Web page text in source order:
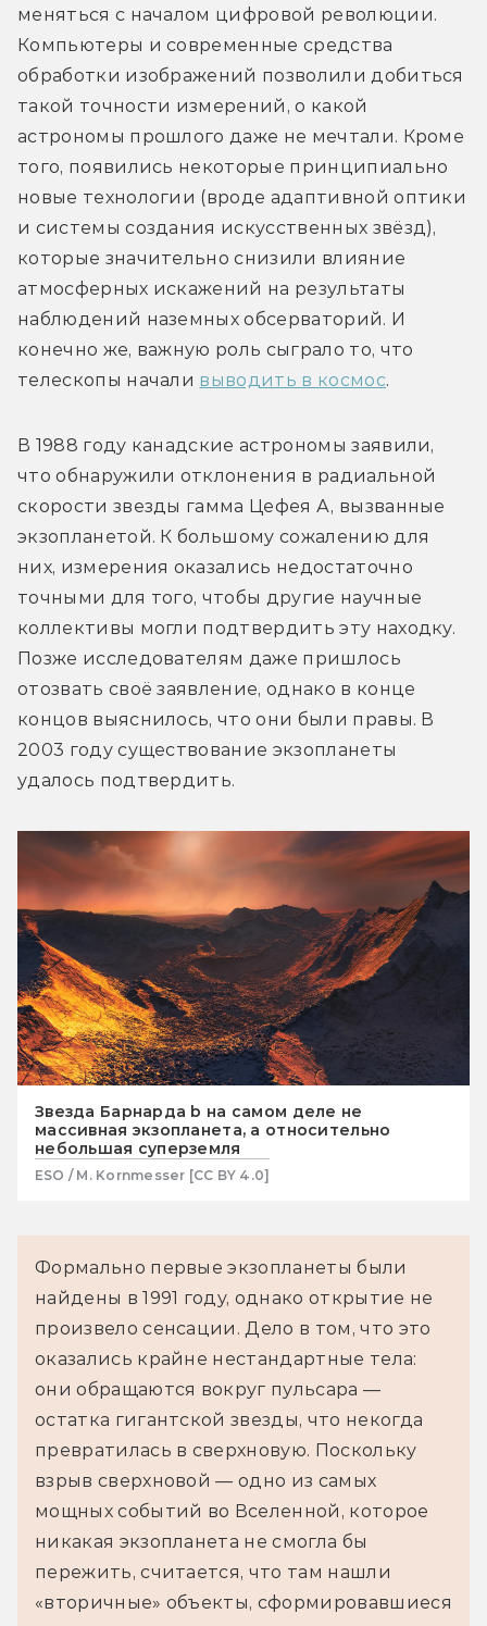
меняться с началом цифровой революции.
Компьютеры и современные средства
обработки изображений позволили добиться
такой точности измерений, о какой
астрономы прошлого даже не мечтали. Кроме
того, появились некоторые принципиально
новые технологии (вроде адаптивной оптики
и системы создания искусственных звёзд),
которые значительно снизили влияние
атмосферных искажений на результаты
наблюдений наземных обсерваторий. И
конечно же, важную роль сыграло то, что
телескопы начали выводить в космос.
В 1988 году канадские астрономы заявили,
что обнаружили отклонения в радиальной
скорости звезды гамма Цефея А, вызванные
экзопланетой. К большому сожалению для
них, измерения оказались недостаточно
точными для того, чтобы другие научные
коллективы могли подтвердить эту находку.
Позже исследователям даже пришлось
отозвать своё заявление, однако в конце
концов выяснилось, что они были правы. В
2003 году существование экзопланеты
удалось подтвердить.
Звезда Барнарда b на самом деле не
массивная экзопланета, а относительно
небольшая суперземля
ESO / M. Kornmesser [CC BY 4.0]
Формально первые экзопланеты были
найдены в 1991 году, однако открытие не
произвело сенсации. Дело в том, что это
оказались крайне нестандартные тела:
они обращаются вокруг пульсара —
остатка гигантской звезды, что некогда
превратилась в сверхновую. Поскольку
взрыв сверхновой — одно из самых
мощных событий во Вселенной, которое
никакая экзопланета не смогла бы
пережить, считается, что там нашли
«вторичные» объекты, сформировавшиеся